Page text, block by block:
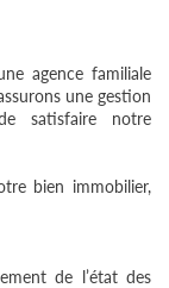
agence familiale
une gestion
satisfaire notre
bien immobilier,
de l’état des